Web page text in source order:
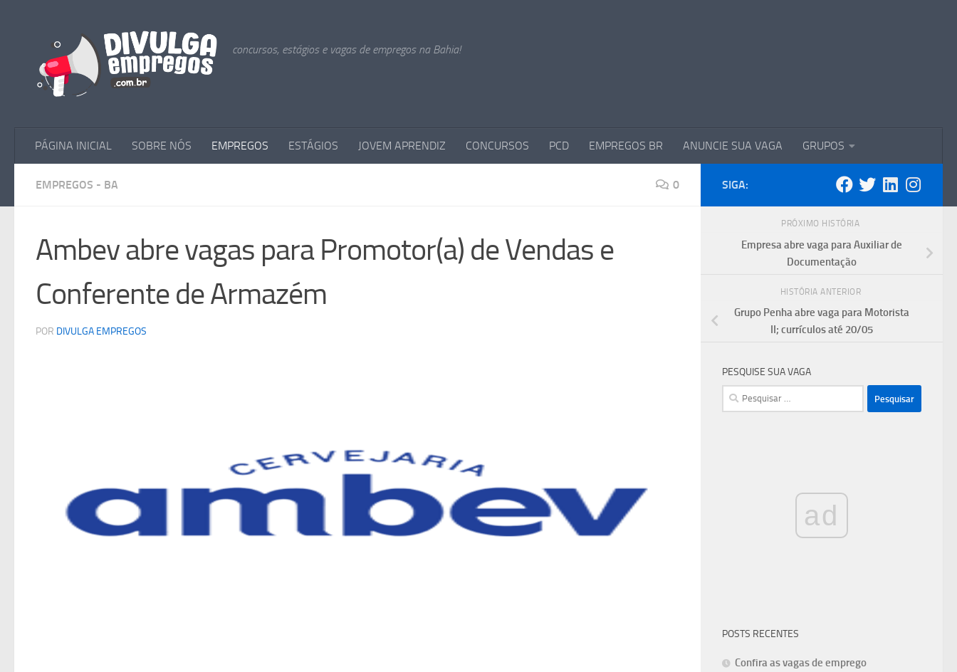
concursos, estágios e vagas de empregos na Bahia!
PÁGINA INICIAL SOBRE NÓS EMPREGOS ESTÁGIOS JOVEM APRENDIZ CONCURSOS PCD EMPREGOS BR ANUNCIE SUA VAGA GRUPOS
EMPREGOS - BA 0
Ambev abre vagas para Promotor(a) de Vendas e
Conferente de Armazém
POR DIVULGA EMPREGOS
SIGA:
PRÓXIMO HISTÓRIA
Empresa abre vaga para Auxiliar de
Documentação
HISTÓRIA ANTERIOR
Grupo Penha abre vaga para Motorista
II; currículos até 20/05
PESQUISE SUA VAGA
Pesquisar
por:
ad
POSTS RECENTES
Confira as vagas de emprego